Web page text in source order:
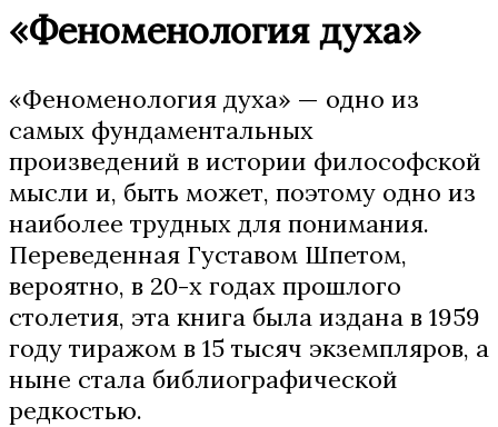
«Феноменология духа»
«Феноменология духа» — одно из
самых фундаментальных
произведений в истории философской
мысли и, быть может, поэтому одно из
наиболее трудных для понимания.
Переведенная Густавом Шпетом,
вероятно, в 20-х годах прошлого
столетия, эта книга была издана в 1959
году тиражом в 15 тысяч экземпляров, а
ныне стала библиографической
редкостью.